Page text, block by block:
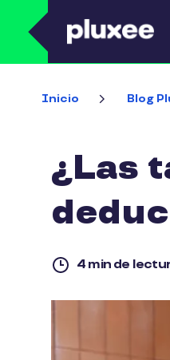
Pasar al contenido
Inicio Blog
¿Las
4 min de